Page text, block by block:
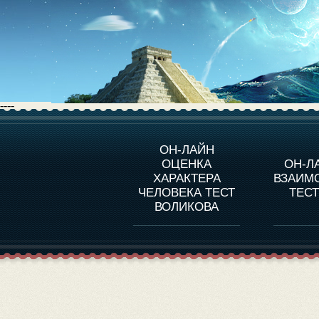
----
ОН-ЛАЙН
ОЦЕНКА
ХАРАКТЕРА
ЧЕЛОВЕКА ТЕСТ
ВОЛИКОВА
ОН-
О ПРОГРАММЕ
ОЦЕНКА ХАРАКТЕРA
ЧЕЛОВЕКА
ОЦЕНКА ХАРАКТЕРА
ВЫДАЮЩИХСЯ
ЛИЧНОСТЕЙ